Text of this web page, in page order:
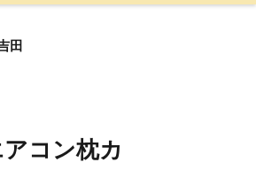
田
コン枕カ